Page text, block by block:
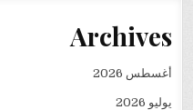
Archives
أغسطس 2026
يوليو 2026